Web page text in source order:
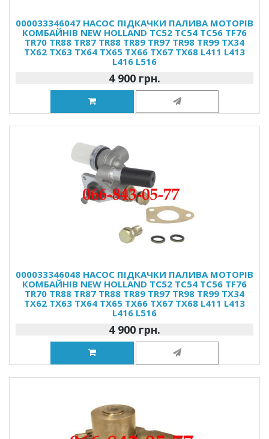
000033346047 НАСОС ПІДКАЧКИ ПАЛИВА МОТОРІВ
КОМБАЙНІВ NEW HOLLAND TC52 TC54 TC56 TF76
TR70 TR88 TR87 TR88 TR89 TR97 TR98 TR99 TX34
TX62 TX63 TX64 TX65 TX66 TX67 TX68 L411 L413
L416 L516
4 900 грн.
000033346048 НАСОС ПІДКАЧКИ ПАЛИВА МОТОРІВ
КОМБАЙНІВ NEW HOLLAND TC52 TC54 TC56 TF76
TR70 TR88 TR87 TR88 TR89 TR97 TR98 TR99 TX34
TX62 TX63 TX64 TX65 TX66 TX67 TX68 L411 L413
L416 L516
4 900 грн.